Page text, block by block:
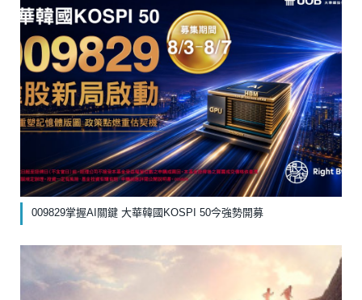
009829掌握AI關鍵 大華韓國KOSPI 50今強勢開募